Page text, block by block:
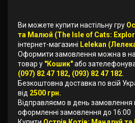
Ви можете купити настільну гру
та Малюй (The Isle of Cats:
інтернет-магазині Lelekan
Оформити замовлення можна в
товар у "Кошик"або
(097) 82 47 182, (093) 82 47 182
Безкоштовна доставка по всій
від 2500 грн.
Відправляємо в день замовлення
оформленні замовлення до 16:00